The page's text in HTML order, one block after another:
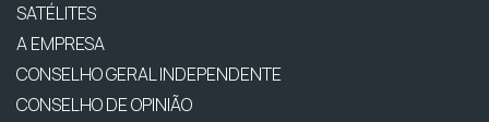
SATÉLITES
A EMPRESA
CONSELHO GERAL INDEPENDENTE
CONSELHO DE OPINIÃO